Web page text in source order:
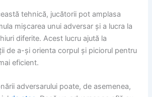
tehnică, jucătorii pot amplasa
mișcarea unui adversar și a lucra la
diferite. Acest lucru ajută la
de a-și orienta corpul și piciorul pentru
eficient.
adversarului poate, de asemenea,